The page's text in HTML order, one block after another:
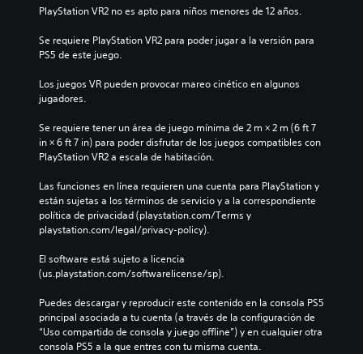
PlayStation VR2 no es apto para niños menores de 12 años.
Se requiere PlayStation VR2 para poder jugar a la versión para
PS5 de este juego.
Los juegos VR pueden provocar mareo cinético en algunos
jugadores.
Se requiere tener un área de juego mínima de 2 m × 2 m (6 ft 7
in × 6 ft 7 in) para poder disfrutar de los juegos compatibles con
PlayStation VR2 a escala de habitación.
Las funciones en línea requieren una cuenta para PlayStation y
están sujetas a los términos de servicio y a la correspondiente
política de privacidad (playstation.com/Terms y
playstation.com/legal/privacy-policy).
El software está sujeto a licencia
(us.playstation.com/softwarelicense/sp).
Puedes descargar y reproducir este contenido en la consola PS5
principal asociada a tu cuenta (a través de la configuración de
“Uso compartido de consola y juego offline”) y en cualquier otra
consola PS5 a la que entres con tu misma cuenta.